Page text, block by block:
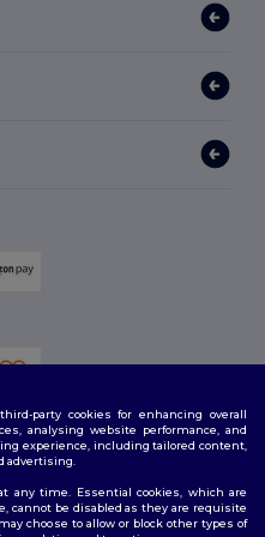
party cookies for enhancing overall
analysing website performance, and
experience, including tailored content,
advertising.
any time. Essential cookies, which are
cannot be disabled as they are requisite
choose to allow or block other types of